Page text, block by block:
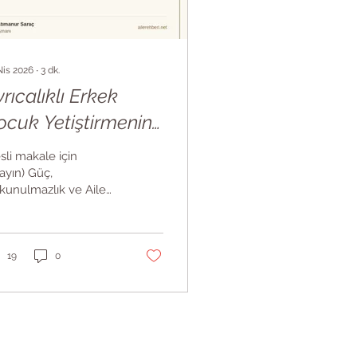
2026 ∙ 3 dk.
Erkek
Yetiştirmenin
makale için
Güç,
ve Aile
gibi her suç
Her faille birlikte,
19 0